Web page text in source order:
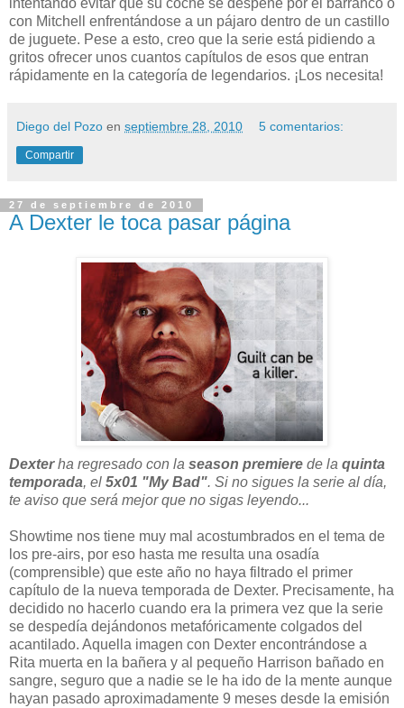
intentando evitar que su coche se despeñe por el barranco o
con Mitchell enfrentándose a un pájaro dentro de un castillo
de juguete. Pese a esto, creo que la serie está pidiendo a
gritos ofrecer unos cuantos capítulos de esos que entran
rápidamente en la categoría de legendarios. ¡Los necesita!
Diego del Pozo en septiembre 28, 2010 5 comentarios:
Compartir
27 de septiembre de 2010
A Dexter le toca pasar página
Dexterha regresado con la season premiere de la quinta
temporada, el 5x01 "My Bad". Si no sigues la serie al día,
te aviso que será mejor que no sigas leyendo...
Showtime nos tiene muy mal acostumbrados en el tema de
los pre-airs, por eso hasta me resulta una osadía
(comprensible) que este año no haya filtrado el primer
capítulo de la nueva temporada de Dexter. Precisamente, ha
decidido no hacerlo cuando era la primera vez que la serie
se despedía dejándonos metafóricamente colgados del
acantilado. Aquella imagen con Dexter encontrándose a
Rita muerta en la bañera y al pequeño Harrison bañado en
sangre, seguro que a nadie se le ha ido de la mente aunque
hayan pasado aproximadamente 9 meses desde la emisión